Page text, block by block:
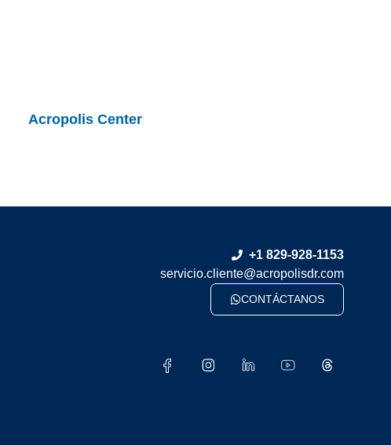
Acropolis Center
+1 829-928-1153
servicio.cliente@acropolisdr.com
CONTÁCTANOS